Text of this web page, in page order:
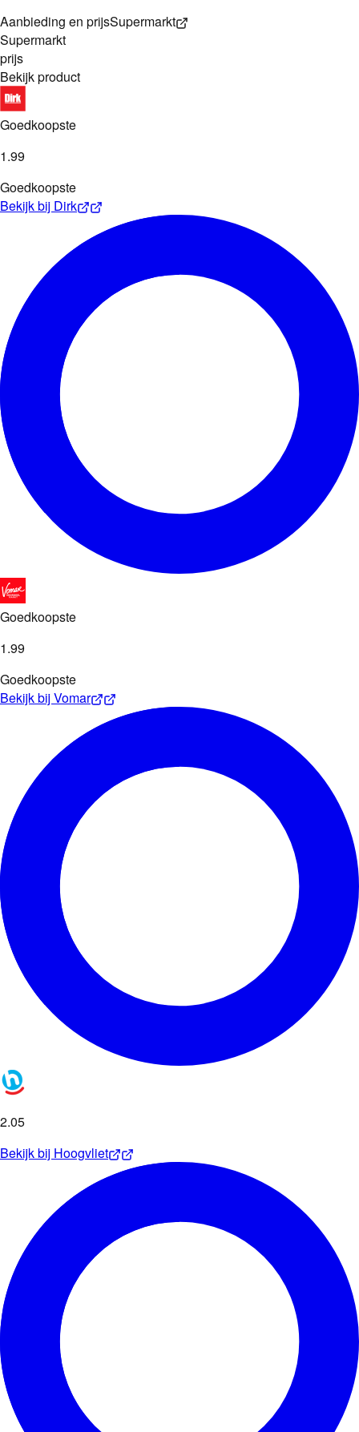
Aanbieding en prijsSupermarkt
Supermarkt
prijs
Bekijk product
Goedkoopste
1.99
Goedkoopste
Bekijk bij Dirk
Goedkoopste
1.99
Goedkoopste
Bekijk bijVomar
2.05
Bekijk bij Hoogvliet